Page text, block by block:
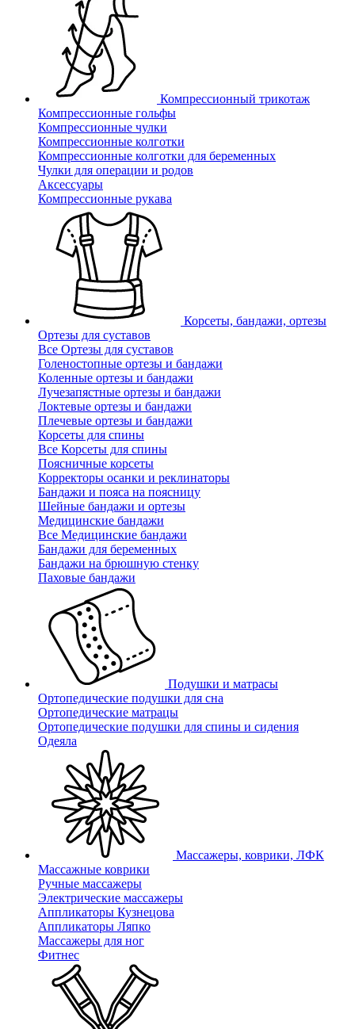
Компрессионный трикотаж
Компрессионные гольфы
Компрессионные чулки
Компрессионные колготки
Компрессионные колготки для беременных
Чулки для операции и родов
Аксессуары
Компрессионные рукава
Корсеты, бандажи, ортезы
Ортезы для суставов
Все Ортезы для суставов
Голеностопные ортезы и бандажи
Коленные ортезы и бандажи
Лучезапястные ортезы и бандажи
Локтевые ортезы и бандажи
Плечевые ортезы и бандажи
Корсеты для спины
Все Корсеты для спины
Поясничные корсеты
Корректоры осанки и реклинаторы
Бандажи и пояса на поясницу
Шейные бандажи и ортезы
Медицинские бандажи
Все Медицинские бандажи
Бандажи для беременных
Бандажи на брюшную стенку
Паховые бандажи
Подушки и матрасы
Ортопедические подушки для сна
Ортопедические матрацы
Ортопедические подушки для спины и сидения
Одеяла
Массажеры, коврики, ЛФК
Массажные коврики
Ручные массажеры
Электрические массажеры
Аппликаторы Кузнецова
Аппликаторы Ляпко
Массажеры для ног
Фитнес